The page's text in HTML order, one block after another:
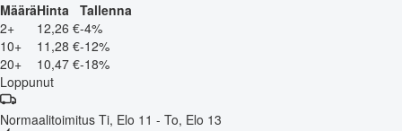
MääräHinta Tallenna
2+
12,26 €-4%
10+
11,28 €-12%
20+
10,47 €-18%
Loppunut
Normaalitoimitus Ti, Elo 11 - To, Elo 13